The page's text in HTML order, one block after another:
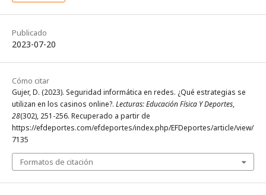
Publicado
2023-07-20
Cómo citar
Gujer, D. (2023). Seguridad informática en redes. ¿Qué estrategias se
utilizan en los casinos online?. Lecturas: Educación Física Y Deportes,
28(302), 251-256. Recuperado a partir de
https://efdeportes.com/efdeportes/index.php/EFDeportes/article/view/
7135
Formatos de citación